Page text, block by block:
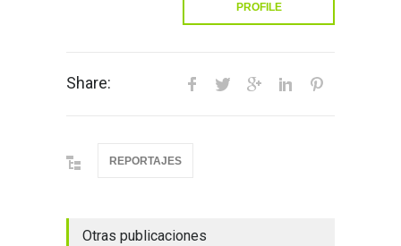
PROFILE
Share:
REPORTAJES
Otras publicaciones